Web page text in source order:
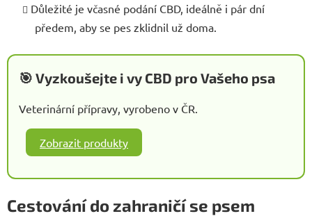
Důležité je včasné podání CBD, ideálně i pár dní
předem, aby se pes zklidnil už doma.
🎯 Vyzkoušejte i vy CBD pro Vašeho psa
Veterinární přípravy, vyrobeno v ČR.
Zobrazit produkty
Cestování do zahraničí se psem